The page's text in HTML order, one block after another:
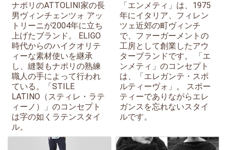
ナポリのATTOLINI家の長
男ヴィンチェンツォ アッ
トリーニが2004年に立ち
上げたブランド。 ELIGO
時代からのハイクオリテ
ィーな素材使いを継承
し、縫製もナポリの熟練
職人の手によって行われ
ている。「STILE
LATINO（スティレ・ラテ
ィーノ）」のコンセプト
は字の如くラテンスタイ
ル。
「エンメティ」は、1975
年にイタリア、フィレン
ツェ近郊の町ヴィンチ
で、ファーガーメントの
工房として創業したアウ
ターブランドです。 「エ
ンメティ」のコンセプト
は、「エレガンテ・スポ
ルティーヴォ」。 スポー
ティーでありながらエレ
ガンスを忘れないスタイ
ルです。